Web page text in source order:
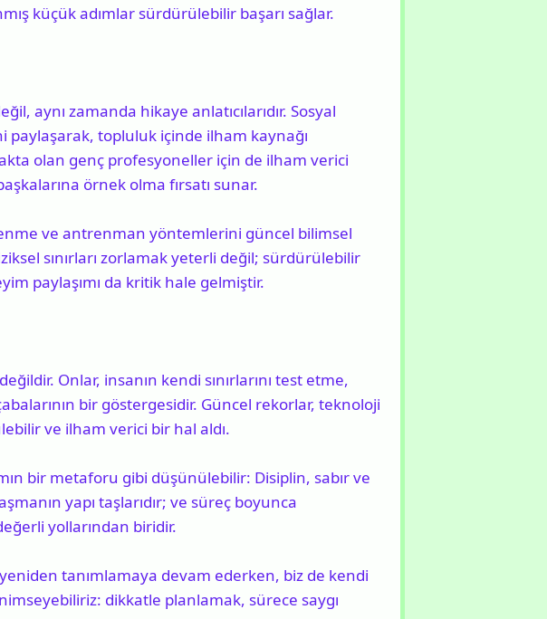
küçük adımlar sürdürülebilir başarı sağlar.
aynı zamanda hikaye anlatıcılarıdır. Sosyal
paylaşarak, topluluk içinde ilham kaynağı
olan genç profesyoneller için de ilham verici
örnek olma fırsatı sunar.
ve antrenman yöntemlerini güncel bilimsel
sınırları zorlamak yeterli değil; sürdürülebilir
paylaşımı da kritik hale gelmiştir.
Onlar, insanın kendi sınırlarını test etme,
bir göstergesidir. Güncel rekorlar, teknoloji
ve ilham verici bir hal aldı.
bir metaforu gibi düşünülebilir: Disiplin, sabır ve
yapı taşlarıdır; ve süreç boyunca
yollarından biridir.
tanımlamaya devam ederken, biz de kendi
dikkatle planlamak, sürece saygı